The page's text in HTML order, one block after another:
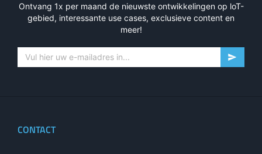
Ontvang 1x per maand de nieuwste ontwikkelingen op loT-
gebied, interessante use cases, exclusieve content en
meer!
CONTACT